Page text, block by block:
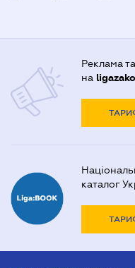
Реклама
на
каталог